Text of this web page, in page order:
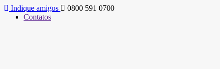
Indique amigos
0800 591 0700
Contatos